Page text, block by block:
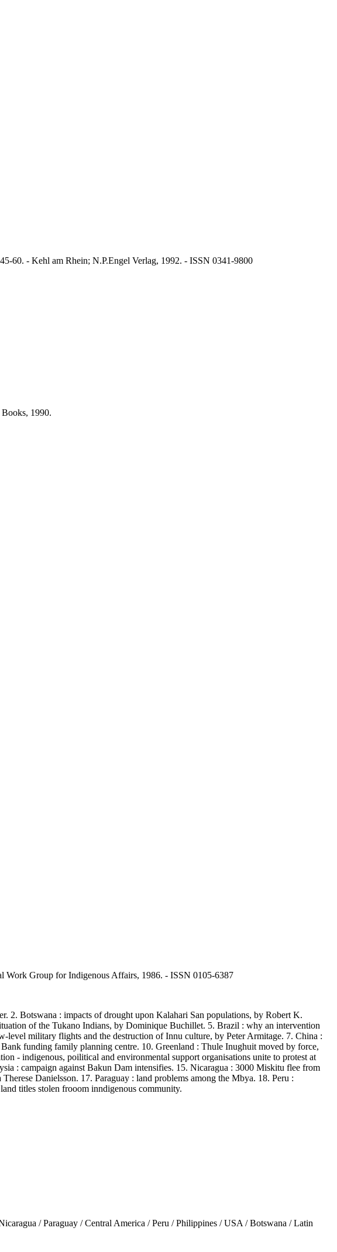
60. - Kehl am Rhein; N.P.Engel Verlag, 1992. - ISSN 0341-9800
1990.
Group for Indigenous Affairs, 1986. - ISSN 0105-6387
2. Botswana : impacts of drought upon Kalahari San populations, by Robert K.
of the Tukano Indians, by Dominique Buchillet. 5. Brazil : why an intervention
level military flights and the destruction of Innu culture, by Peter Armitage. 7. China :
funding family planning centre. 10. Greenland : Thule Inughuit moved by force,
- indigenous, poilitical and environmental support organisations unite to protest at
: campaign against Bakun Dam intensifies. 15. Nicaragua : 3000 Miskitu flee from
Danielsson. 17. Paraguay : land problems among the Mbya. 18. Peru :
titles stolen frooom inndigenous community.
/ Paraguay / Central America / Peru / Philippines / USA / Botswana / Latin